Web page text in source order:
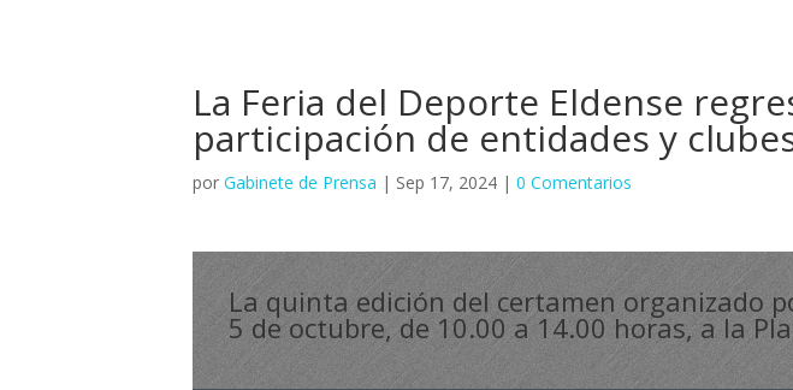
La Feria del Deporte Eldense
participación de entidades y
por Gabinete de Prensa | Sep 17, 2024 | 0 Comentarios
La quinta edición del certamen organizado
5 de octubre, de 10.00 a 14.00 horas, a la